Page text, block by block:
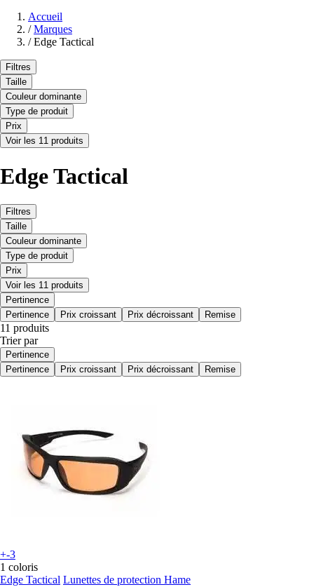
Accueil
/ Marques
/ Edge Tactical
Filtres
Taille
Couleur dominante
Type de produit
Prix
Voir les 11 produits
Edge Tactical
Filtres
Taille
Couleur dominante
Type de produit
Prix
Voir les 11 produits
Pertinence
Pertinence
Prix croissant Prix décroissant Remise
11 produits
Trier par
Pertinence
Pertinence
Prix croissant Prix décroissant Remise
+-3
1 coloris
Edge Tactical Lunettes de protection Hame